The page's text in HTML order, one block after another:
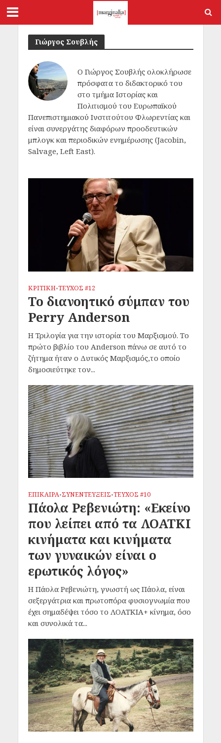
Γιώργος Σουβλής
Ο Γιώργος Σουβλής ολοκλήρωσε
πρόσφατα το διδακτορικό του
στο τμήμα Ιστορίας και
Πολιτισμού του Ευρωπαϊκού
Πανεπιστημιακού Ινστιτούτου Φλωρεντίας και
είναι συνεργάτης διαφόρων προοδευτικών
μπλογκ και περιοδικών ενημέρωσης (Jacobin,
Salvage, Left East).
ΚΡΙΤΙΚΗ•ΤΕΥΧΟΣ #12
Το διανοητικό σύμπαν του
Perry Anderson
Η Τριλογία για την ιστορία του Μαρξισμού. Το
πρώτο βιβλίο του Anderson πάνω σε αυτό το
ζήτημα ήταν ο Δυτικός Μαρξισμός,το οποίο
δημοσιεύτηκε τον...
ΕΠΙΚΑΙΡΑ•ΣΥΝΕΝΤΕΥΞΕΙΣ•ΤΕΥΧΟΣ #10
Πάολα Ρεβενιώτη: «Εκείνο
που λείπει από τα ΛΟΑΤΚΙ
κινήματα και κινήματα
των γυναικών είναι ο
ερωτικός λόγος»
Η Πάολα Ρεβενιώτη, γνωστή ως Πάολα, είναι
σεξεργάτρια και πρωτοπόρα φυσιογνωμία που
έχει σημαδέψει τόσο το ΛΟΑΤΚΙΑ+ κίνημα, όσο
και συνολικά τα...